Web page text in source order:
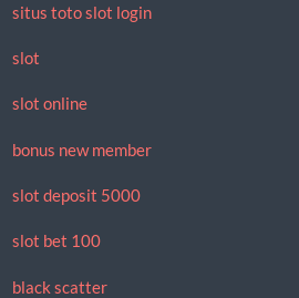
situs toto slot login
slot
slot online
bonus new member
slot deposit 5000
slot bet 100
black scatter